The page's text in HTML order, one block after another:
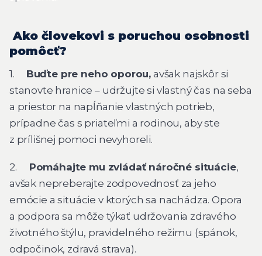
Ako človekovi s poruchou osobnosti
pomôcť?
1. Buďte pre neho oporou, avšak najskôr si
stanovte hranice – udržujte si vlastný čas na seba
a priestor na napĺňanie vlastných potrieb,
prípadne čas s priateľmi a rodinou, aby ste
z prílišnej pomoci nevyhoreli.
2. Pomáhajte mu zvládať náročné situácie,
avšak nepreberajte zodpovednosť za jeho
emócie a situácie v ktorých sa nachádza. Opora
a podpora sa môže týkať udržovania zdravého
životného štýlu, pravidelného režimu (spánok,
odpočinok, zdravá strava).